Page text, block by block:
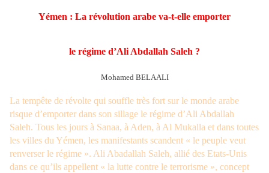
Yémen : La révolution arabe va-t-elle emporter
le régime d’Ali Abdallah Saleh ?
Mohamed BELAALI
La tempête de révolte qui souffle très fort sur le monde arabe
risque d’emporter dans son sillage le régime d’Ali Abdallah
Saleh. Tous les jours à Sanaa, à Aden, à Al Mukalla et dans toutes
les villes du Yémen, les manifestants scandent « le peuple veut
renverser le régime ». Ali Abadallah Saleh, allié des Etats-Unis
dans ce qu’ils appellent « la lutte contre le terrorisme », concept